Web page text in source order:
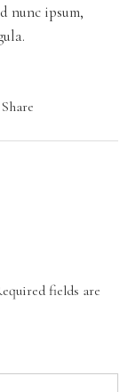
nunc ipsum,
Share
fields are